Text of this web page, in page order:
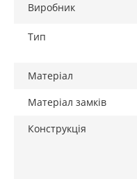
Виробник
Тип
Матеріал
Матеріал замків
Конструкція